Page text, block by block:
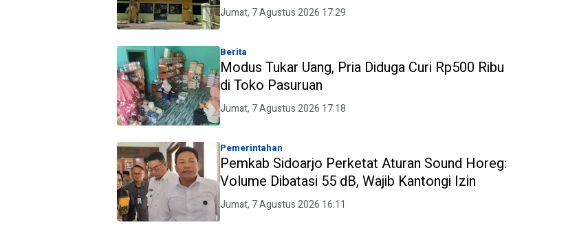
Jumat, 7 Agustus 2026 17:29
Berita
Modus Tukar Uang, Pria Diduga Curi Rp500 Ribu
di Toko Pasuruan
Jumat, 7 Agustus 2026 17:18
Pemerintahan
Pemkab Sidoarjo Perketat Aturan Sound Horeg:
Volume Dibatasi 55 dB, Wajib Kantongi Izin
Jumat, 7 Agustus 2026 16:11